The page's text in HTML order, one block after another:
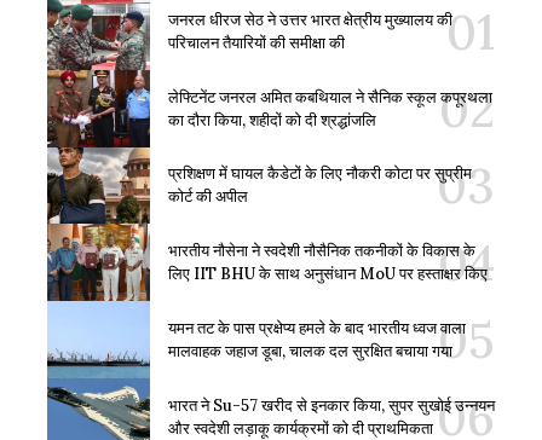
जनरल धीरज सेठ ने उत्तर भारत क्षेत्रीय मुख्यालय की
परिचालन तैयारियों की समीक्षा की
लेफ्टिनेंट जनरल अमित कबथियाल ने सैनिक स्कूल कपूरथला
का दौरा किया, शहीदों को दी श्रद्धांजलि
प्रशिक्षण में घायल कैडेटों के लिए नौकरी कोटा पर सुप्रीम
कोर्ट की अपील
भारतीय नौसेना ने स्वदेशी नौसैनिक तकनीकों के विकास के
लिए IIT BHU के साथ अनुसंधान MoU पर हस्ताक्षर किए
यमन तट के पास प्रक्षेप्य हमले के बाद भारतीय ध्वज वाला
मालवाहक जहाज डूबा, चालक दल सुरक्षित बचाया गया
भारत ने Su-57 खरीद से इनकार किया, सुपर सुखोई उन्नयन
और स्वदेशी लड़ाकू कार्यक्रमों को दी प्राथमिकता